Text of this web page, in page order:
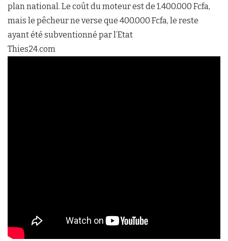
plan national. Le coût du moteur est de 1.400.000 Fcfa,
mais le pêcheur ne verse que 400.000 Fcfa, le reste
ayant été subventionné par l’Etat
Thies24.com